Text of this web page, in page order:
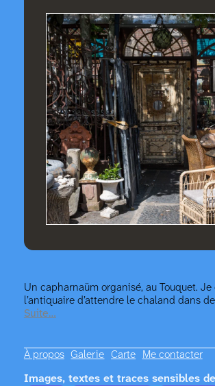
Un capharnaüm organisé, au Touquet.
l’antiquaire d’attendre le chaland dans
Suite…
À propos Galerie Carte Me contacter
Images, textes et traces sensibles